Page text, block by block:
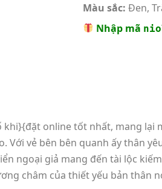
Màu sắc: Đen,
Nhập mã
khi}{đặt online tốt nhất, mang
Với vẻ bên bên quanh ấy thân
ngoại giả mang đến tài lộc
châm của thiết yếu bản thân